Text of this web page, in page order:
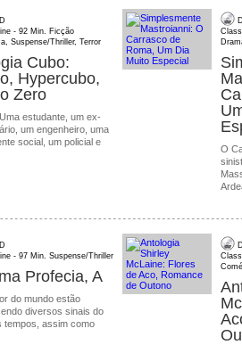
- 92 Min. Ficção
Suspense/Thriller, Terror
Cubo:
Hypercubo,
Zero
estudante, um ex-
um engenheiro, uma
social, um policial e
O
- 97 Min. Suspense/Thriller
Profecia, A
do mundo estão
diversos sinais do
tempos, assim como